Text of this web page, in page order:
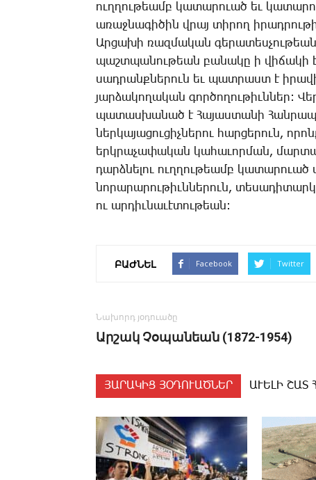
ուղ­ղու­թեամբ կա­տա­րո­ւած եւ
ա­ռաջ­նա­գի­ծին վրայ տի­րող
Ար­ցա­խի ռազ­մա­կան
պաշտ­պա­նու­թեան բա­նա­կը ի վի­ճա­կի
սադ­րանք­նե­րուն եւ պատ­րաստ է
յար­ձա­կո­ղա­կան գոր­ծո­ղու­թիւն­ներ:
պա­տաս­խա­նած է ­Հա­յաս­տա­նի
ներ­կա­յա­ցու­ցիչ­նե­րու հար­ցե­րուն,
երկ­րա­չա­փա­կան կա­հա­ւոր­ման,
դարձ­նե­լու ուղ­ղու­թեամբ
նո­րա­րա­րու­թիւն­նե­րուն,
ու ար­դիւ­նա­ւէ­տու­թեան:
ԲԱԺՆԵԼ Facebook Twitter
Նախորդ յօդուածը
Ար­շակ ­Չօ­պա­նեան (1872-1954)
ՅԱՐԱԿԻՑ ՅՕԴՈՒԱԾՆԵՐ ԱՒԵԼԻ ՇԱՏ